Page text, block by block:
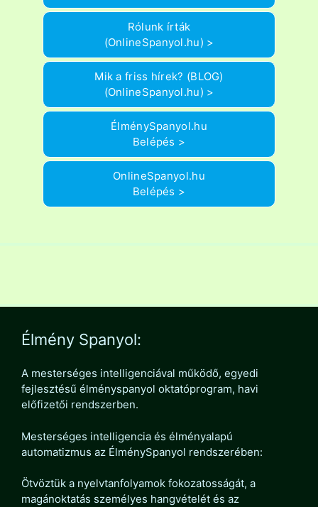
Rólunk írták
(OnlineSpanyol.hu) >
Mik a friss hírek? (BLOG)
(OnlineSpanyol.hu) >
ÉlménySpanyol.hu
Belépés >
OnlineSpanyol.hu
Belépés >
Élmény Spanyol:
A mesterséges intelligenciával működő, egyedi
fejlesztésű élményspanyol oktatóprogram, havi
előfizetői rendszerben.
Mesterséges intelligencia és élményalapú
automatizmus az ÉlménySpanyol rendszerében:
Ötvöztük a nyelvtanfolyamok fokozatosságát, a
magánoktatás személyes hangvételét és az